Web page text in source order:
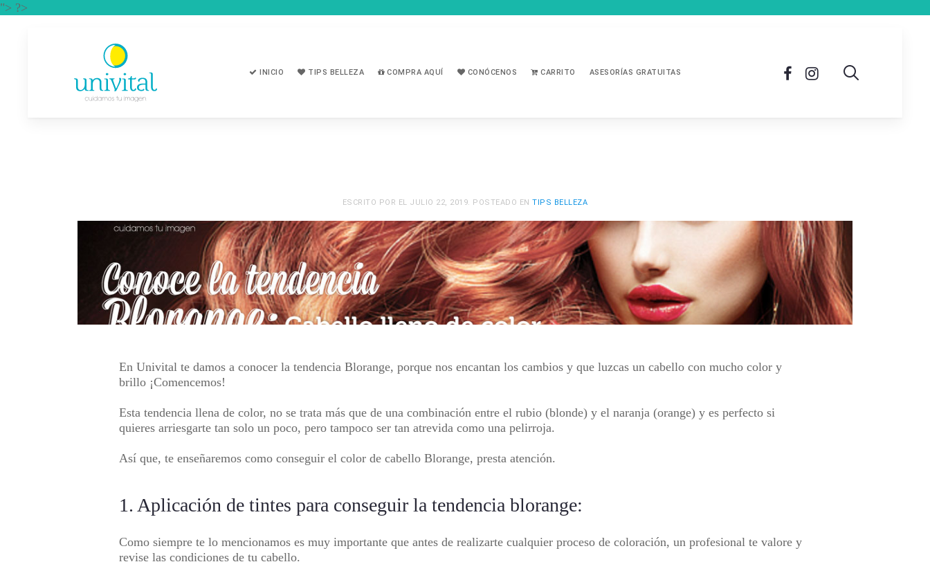
"> ?>
INICIO TIPS BELLEZA COMPRA AQUÍ CONÓCENOS CARRITO ASESORÍAS GRATUITAS
ESCRITO POR EL JULIO 22, 2019. POSTEADO ENTIPS BELLEZA
En Univital te damos a conocer la tendencia Blorange, porque nos encantan los cambios y que luzcas un cabello con mucho color y
brillo ¡Comencemos!
Esta tendencia llena de color, no se trata más que de una combinación entre el rubio (blonde) y el naranja (orange) y es perfecto si
quieres arriesgarte tan solo un poco, pero tampoco ser tan atrevida como una pelirroja.
Así que, te enseñaremos como conseguir el color de cabello Blorange, presta atención.
1. Aplicación de tintes para conseguir la tendencia blorange:
Como siempre te lo mencionamos es muy importante que antes de realizarte cualquier proceso de coloración, un profesional te valore y
revise las condiciones de tu cabello.